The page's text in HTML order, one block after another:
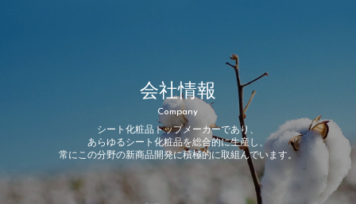
会社情報
Company
シート化粧品トップメーカーであり、
あらゆるシート化粧品を総合的に生産し、
常にこの分野の新商品開発に積極的に取組んでいます。